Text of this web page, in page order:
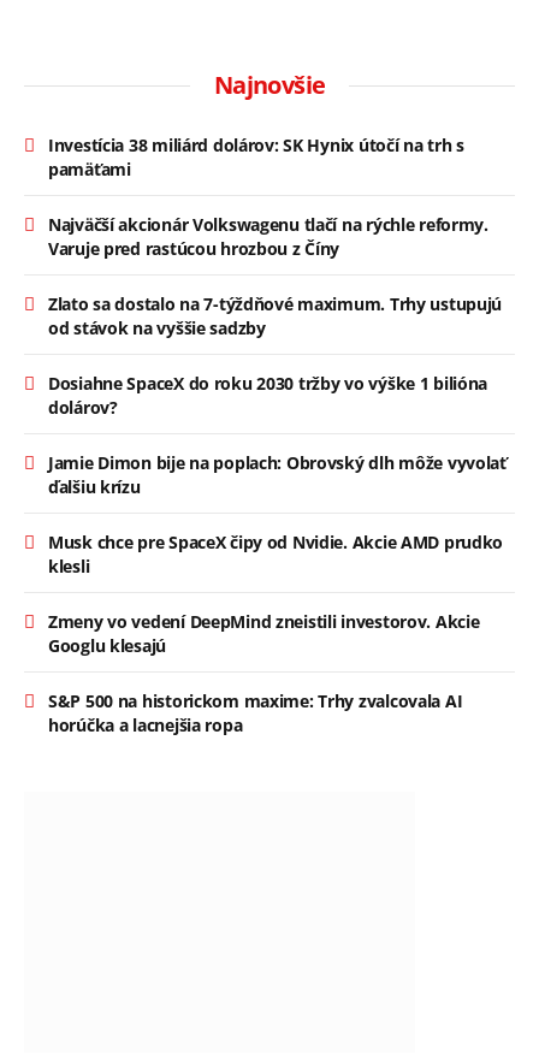
Najnovšie
Investícia 38 miliárd dolárov: SK Hynix útočí na trh s
pamäťami
Najväčší akcionár Volkswagenu tlačí na rýchle reformy.
Varuje pred rastúcou hrozbou z Číny
Zlato sa dostalo na 7-týždňové maximum. Trhy ustupujú
od stávok na vyššie sadzby
Dosiahne SpaceX do roku 2030 tržby vo výške 1 bilióna
dolárov?
Jamie Dimon bije na poplach: Obrovský dlh môže vyvolať
ďalšiu krízu
Musk chce pre SpaceX čipy od Nvidie. Akcie AMD prudko
klesli
Zmeny vo vedení DeepMind zneistili investorov. Akcie
Googlu klesajú
S&P 500 na historickom maxime: Trhy zvalcovala AI
horúčka a lacnejšia ropa